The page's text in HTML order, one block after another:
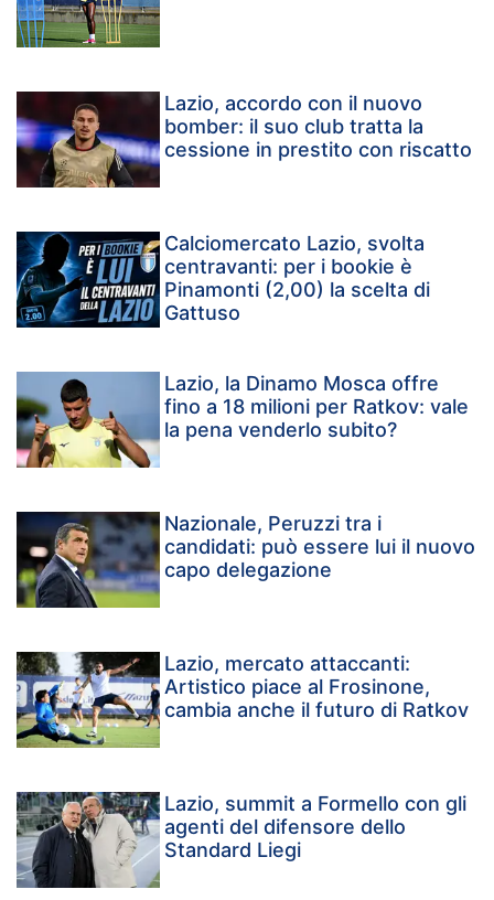
Lazio, accordo con il nuovo
bomber: il suo club tratta la
cessione in prestito con riscatto
Calciomercato Lazio, svolta
centravanti: per i bookie è
Pinamonti (2,00) la scelta di
Gattuso
Lazio, la Dinamo Mosca offre
fino a 18 milioni per Ratkov: vale
la pena venderlo subito?
Nazionale, Peruzzi tra i
candidati: può essere lui il nuovo
capo delegazione
Lazio, mercato attaccanti:
Artistico piace al Frosinone,
cambia anche il futuro di Ratkov
Lazio, summit a Formello con gli
agenti del difensore dello
Standard Liegi